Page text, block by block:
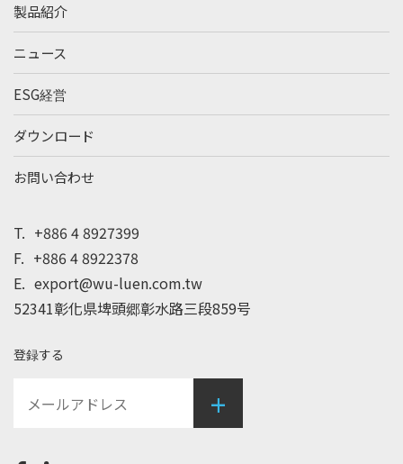
T. +886 4 8927399
F. +886 4 8922378
E. export@wu-luen.com.tw
52341彰化県埤頭郷彰水路三段859号
製品紹介
ニュース
ESG経営
ダウンロード
お問い合わせ
登録する
+